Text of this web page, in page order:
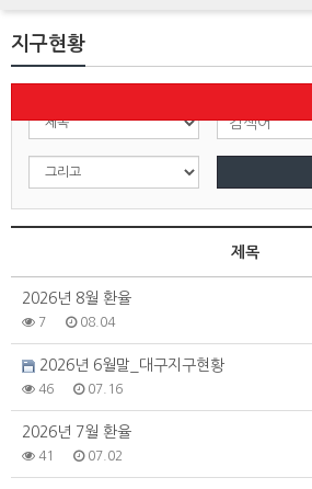
지구현황
제목
2026년 8월 환율
7 08.04
2026년 6월말_대구지구현황
46 07.16
2026년 7월 환율
41 07.02